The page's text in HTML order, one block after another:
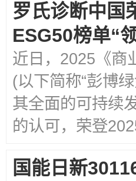
罗氏诊断中国
ESG50榜单“
近日，2025《商
(以下简称“彭博
其全面的可持续
的认可，荣登
国能日新